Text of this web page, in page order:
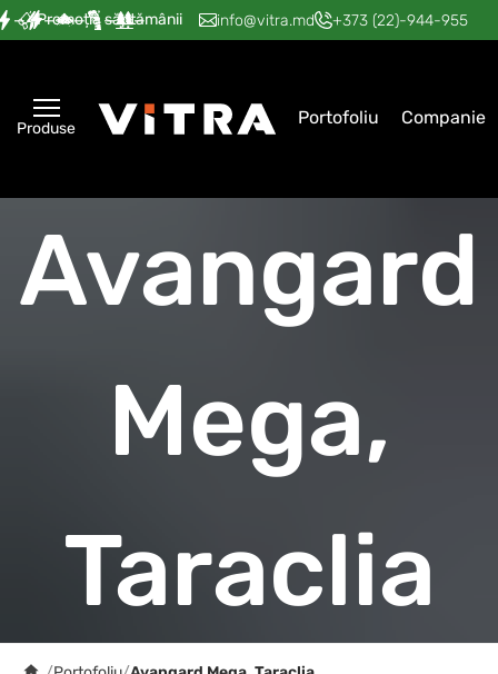
Promoția săptămânii
— — — — — info@vitra.md +373 (22)-944-955
Produse Portofoliu Companie
Avangard
Mega,
Taraclia